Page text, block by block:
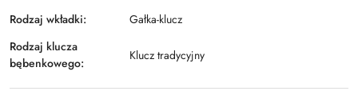
Rodzaj wkładki:
Gałka-klucz
Rodzaj klucza
bębenkowego:
Klucz tradycyjny